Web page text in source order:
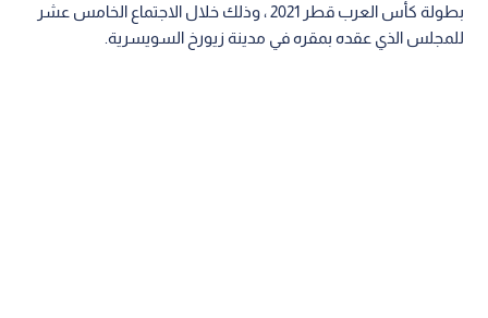
بطولة كأس العرب قطر 2021 ، وذلك خلال الاجتماع الخامس عشر
للمجلس الذي عقده بمقره في مدينة زيورخ السويسرية.